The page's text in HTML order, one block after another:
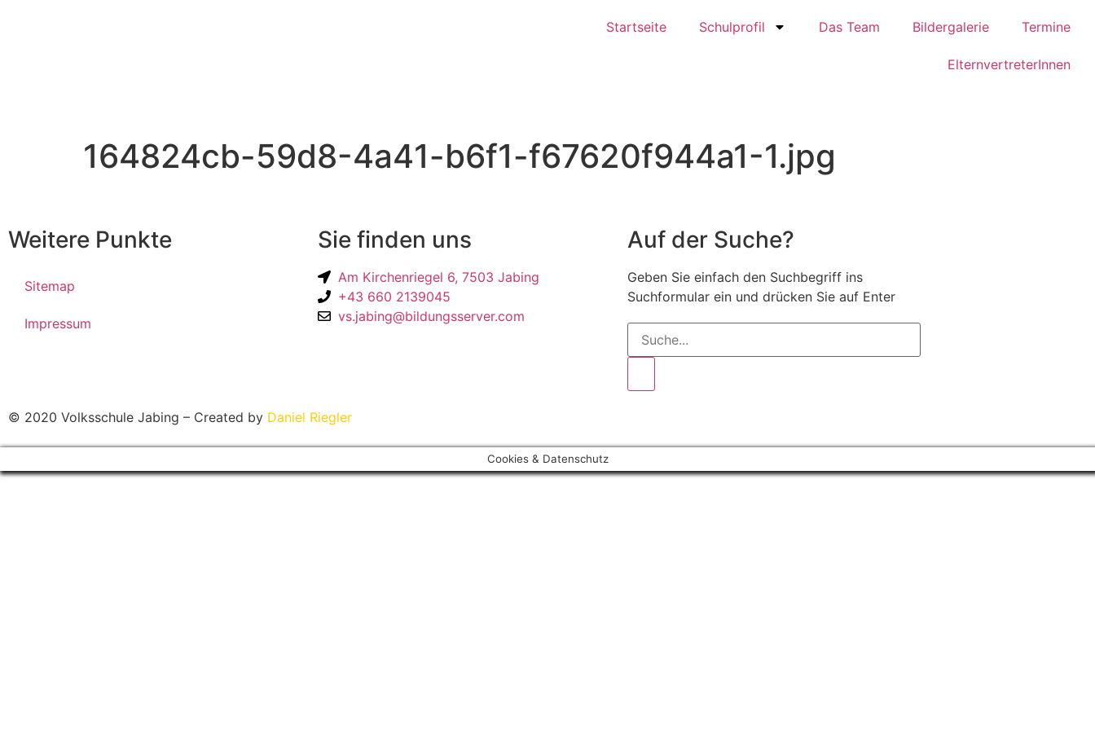
Startseite Schulprofil Das Team Bildergalerie Termine
ElternvertreterInnen
164824cb-59d8-4a41-b6f1-f67620f944a1-1.jpg
Weitere Punkte
Sitemap
Impressum
Sie finden uns
Am Kirchenriegel 6, 7503 Jabing
+43 660 2139045
vs.jabing@bildungsserver.com
Auf der Suche?
Geben Sie einfach den Suchbegriff ins
Suchformular ein und drücken Sie auf Enter
© 2020 Volksschule Jabing – Created by Daniel Riegler
Cookies & Datenschutz